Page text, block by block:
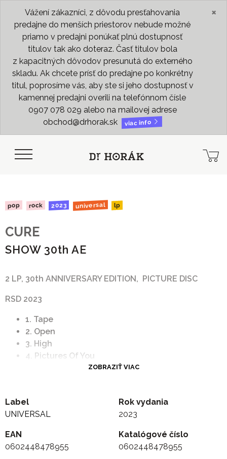
Vážení zákazníci, z dôvodu presťahovania
predajne do menších priestorov nebude možné
priamo v predajni ponúkať plnú dostupnosť
titulov tak ako doteraz. Časť titulov bola
z kapacitných dôvodov presunutá do externého
skladu. Ak chcete prísť do predajne po konkrétny
titul, poprosíme vás, aby ste si jeho dostupnosť v
kamennej predajni overili na telefónnom čísle
0907 078 029 alebo na mailovej adrese
obchod@drhorak.sk
viac info
×
pop rock 2023 universal lp
CURE
SHOW 30th AE
2 LP, 30th ANNIVERSARY EDITION, PICTURE DISC
RSD 2023
1. Tape
2. Open
3. High
4. Pictures Of You
8. A Night Like This
9. Trust
11. The Walk
12. Let's Go To Bed
ZOBRAZIŤ VIAC
Label
UNIVERSAL
Rok vydania
2023
EAN
0602448478955
Katalógové číslo
0602448478955